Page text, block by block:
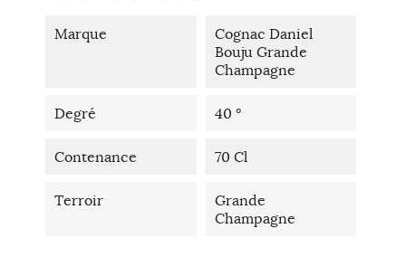
Marque
Cognac Daniel
Bouju Grande
Champagne
Degré 40 °
Contenance 70 Cl
Terroir
Grande
Champagne